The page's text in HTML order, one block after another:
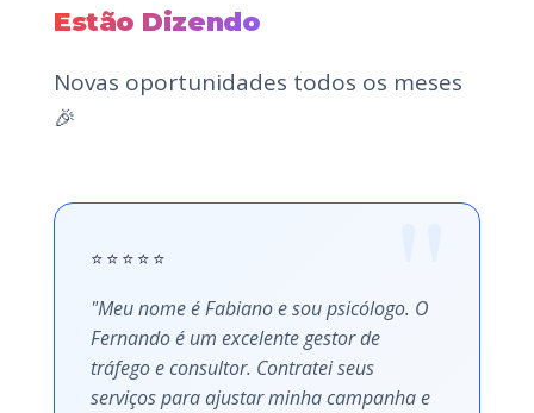
Estão Dizendo
Novas oportunidades todos os meses
🎉
⭐⭐⭐⭐⭐
"Meu nome é Fabiano e sou psicólogo. O
Fernando é um excelente gestor de
tráfego e consultor. Contratei seus
serviços para ajustar minha campanha e